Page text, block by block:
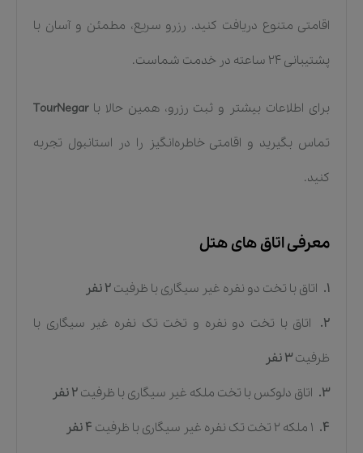
اقامتی متنوع دریافت کنید. رزرو سریع، مطمئن و آسان با
پشتیبانی 24 ساعته در خدمت شماست.
برای اطلاعات بیشتر و ثبت رزرو، همین حالا باTourNegar
تماس بگیرید و اقامتی خاطره‌انگیز را در استانبول تجربه
کنید.
معرفی اتاق های هتل
1. اتاق با تخت دو نفره غیر سیگاری با ظرفیت 2 نفر
2. اتاق با تخت دو نفره و تخت تک نفره غیر سیگاری با
ظرفیت 3 نفر
3. اتاق دلوکس با تخت ملکه غیر سیگاری با ظرفیت 2 نفر
4. 1 ملکه 2 تخت تک نفره غیر سیگاری با ظرفیت 4 نفر